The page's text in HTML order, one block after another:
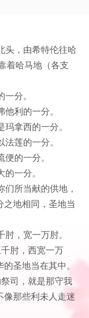
头，由希特伦往哈
着哈马地（各支
分。
利的一分。
拿西的一分。
莲的一分。
的一分。
一分。
所当献的供地，
地相同，圣地当
，宽一万肘。
肘，西宽一万
的圣地当在其中。
司，就是那守我
像那些利未人走迷